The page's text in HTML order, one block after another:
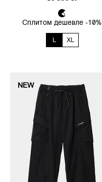
Сплитом дешевле -10%
L XL
NEW